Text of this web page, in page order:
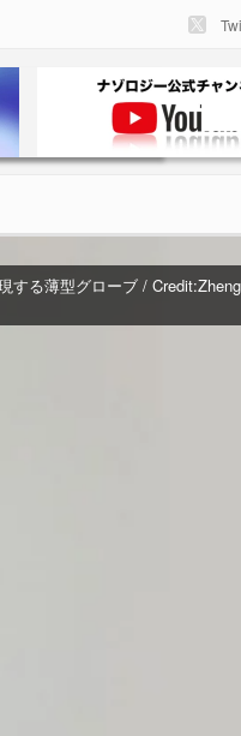
する薄型グローブ / Credit: